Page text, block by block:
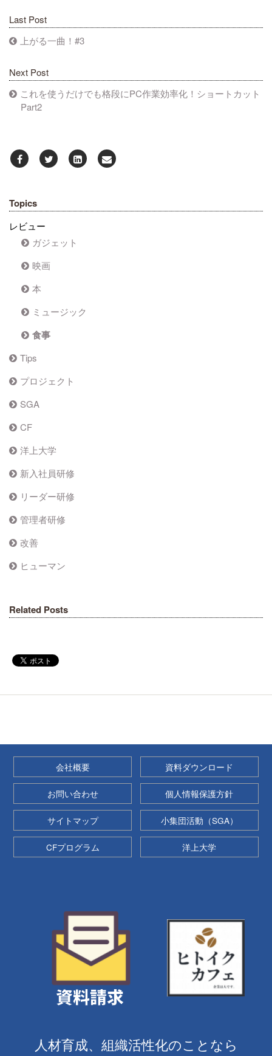
Last Post
上がる一曲！#3
Next Post
これを使うだけでも格段にPC作業効率化！ショートカット
Part2
Topics
レビュー
ガジェット
映画
本
ミュージック
食事
Tips
プロジェクト
SGA
CF
洋上大学
新入社員研修
リーダー研修
管理者研修
改善
ヒューマン
Related Posts
会社概要 資料ダウンロード
お問い合わせ 個人情報保護方針
サイトマップ 小集団活動（SGA）
CFプログラム 洋上大学
人材育成、組織活性化のことなら